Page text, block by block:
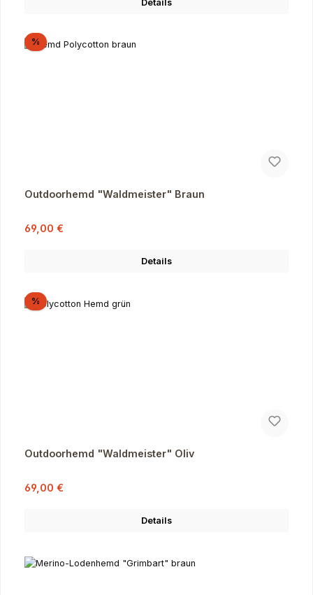
Details
%Rabatt
Outdoorhemd "Waldmeister" Braun
Verkaufspreis:
69,00 €
Details
%Rabatt
Outdoorhemd "Waldmeister" Oliv
Verkaufspreis:
69,00 €
Details